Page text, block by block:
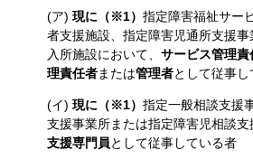
(ア) 現に（※1） 指定障害福祉サー
者支援施設、指定障害児通所支援
入所施設において、 サービス管理責
理責任者または管理者として従事
(イ) 現に（※1） 指定一般相談支援
支援事業所または指定障害児相談
支援専門員として従事している者